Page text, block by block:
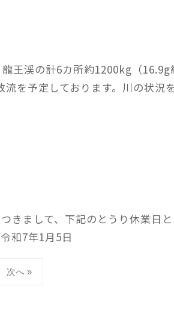
王渓の計6カ所約1200kg（16.9g
を予定しております。川の状況
きまして、下記のとうり休業日と
和7年1月5日
次へ »